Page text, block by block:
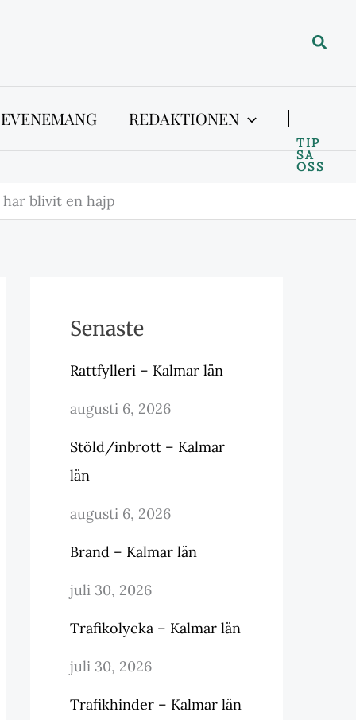
Sök
REDAKTIONEN
TIP
SA
OSS
blivit en hajp
Senaste
Rattfylleri – Kalmar län
augusti 6, 2026
Stöld/inbrott – Kalmar
län
augusti 6, 2026
Brand – Kalmar län
juli 30, 2026
Trafikolycka – Kalmar län
juli 30, 2026
Trafikhinder – Kalmar län